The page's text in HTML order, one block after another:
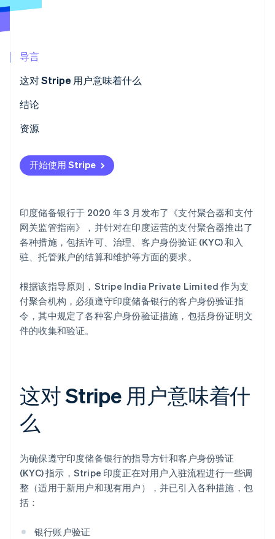
导言
这对 Stripe 用户意味着什么
银行账户验证
未注册的独资企业的营业证明
其他要求
结论
资源
开始使用 Stripe
印度储备银行于 2020 年 3 月发布了《支付聚合器和支付
网关监管指南》，并针对在印度运营的支付聚合器推出了
各种措施，包括许可、治理、客户身份验证 (KYC) 和入
驻、托管账户的结算和维护等方面的要求。
根据该指导原则，Stripe India Private Limited 作为支
付聚合机构，必须遵守印度储备银行的客户身份验证指
令，其中规定了各种客户身份验证措施，包括身份证明文
件的收集和验证。
这对 Stripe 用户意味着什
么
为确保遵守印度储备银行的指导方针和客户身份验证
(KYC) 指示，Stripe 印度正在对用户入驻流程进行一些调
整（适用于新用户和现有用户），并已引入各种措施，包
括：
银行账户验证